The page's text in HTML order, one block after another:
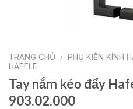
TRANG CHỦ / PHỤ KIỆN KÍNH
HAFELE
Tay nắm kéo đẩy
903.02.000